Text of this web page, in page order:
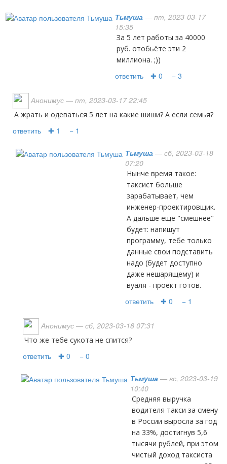
Тьмуша — пт, 2023-03-17
15:35
За 5 лет работы за 40000
руб. отобьёте эти 2
миллиона. ;))
ответить ✚ 0 − 3
Анонимус — пт, 2023-03-17 22:45
А жрать и одеваться 5 лет на какие шиши? А если семья?
ответить ✚ 1 − 1
Тьмуша — сб, 2023-03-18
07:20
Нынче время такое:
таксист больше
зарабатывает, чем
инженер-проектировщик.
А дальше ещё "смешнее"
будет: напишут
программу, тебе только
данные свои подставить
надо (будет доступно
даже нешарящему) и
вуаля - проект готов.
ответить ✚ 0 − 1
Анонимус — сб, 2023-03-18 07:31
что же тебе сукота не спится?
ответить ✚ 0 − 0
Тьмуша — вс, 2023-03-19
10:40
Средняя выручка
водителя такси за смену
в России выросла за год
на 33%, достигнув 5,6
тысячи рублей, при этом
чистый доход таксиста